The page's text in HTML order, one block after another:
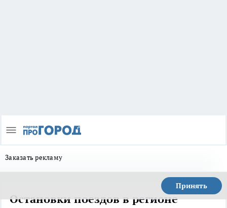
Заказать рекламу
Принять
Остановки поездов в регионе